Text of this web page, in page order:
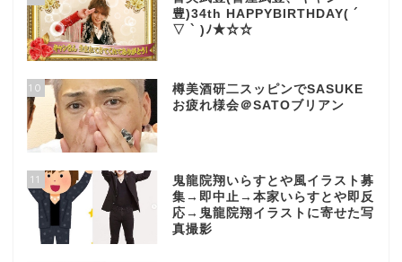
豊)34th HAPPYBIRTHDAY( ´
▽ ` )ﾉ★☆☆
10
樽美酒研二スッピンでSASUKE
お疲れ様会＠SATOブリアン
11
鬼龍院翔いらすとや風イラスト募
集→即中止→本家いらすとや即反
応→鬼龍院翔イラストに寄せた写
真撮影